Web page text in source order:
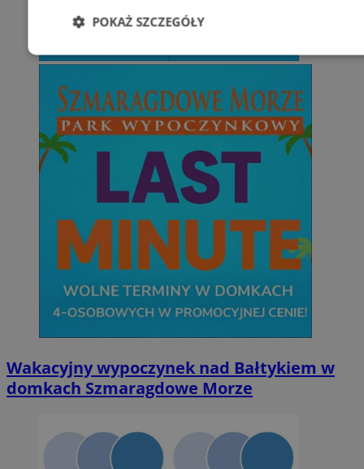
Wakacyjny wypoczynek nad Bałtykiem w
domkach Szmaragdowe Morze
POKAŻ SZCZEGÓŁY
Niezbędne Wydajność
Niesklasyfikowane
Niezbędne Wydajność Targetowanie
Niezbędne pliki cookie umożliwiają korzystanie z podstawowych
można prawidłowo korzystać ze strony internetowej.
Provider/
QeSessID orzesze.com.pl
MvSessID orzesze.com.pl